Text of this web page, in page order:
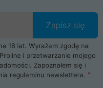
Zapisz się
16 lat. Wyrażam zgodę na
i przetwarzanie mojego
Zapoznałem się i
regulaminu newslettera.